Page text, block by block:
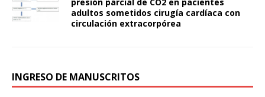
adultos sometidos cirugía cardíaca con
circulación extracorpórea
INGRESO DE MANUSCRITOS